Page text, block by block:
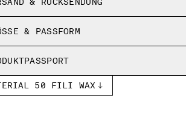
Passform
& PASSFORM
50 FILI WAX